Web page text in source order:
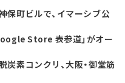
保町ビルで、イマーシブ公
Store 表参道」がオー
炭素コンクリ、大阪・御堂筋